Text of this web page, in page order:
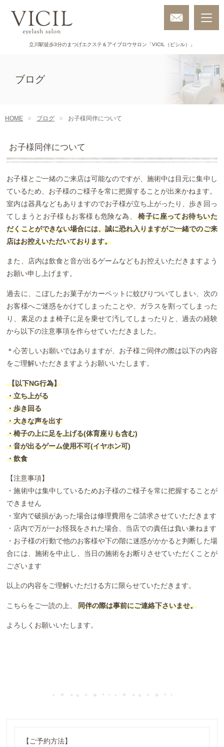
立川駅徒歩3分のまつげエクステ＆アイブロウサロン「VICIL（ビシル）」
ブログ
HOME ブログ お子様同伴について
お子様同伴について
お子様とご一緒のご来店は可能なのですが、施術中は目元に集中し
ているため、お子様のご様子を常に把握することが出来かねます。
室内は器具などもありますのでお子様が立ち上がったり、歩き回っ
てしまうとお子様もお客様も危険な為、椅子に座ってお待ちいた
だくことができない場合には、誠に恐れ入りますがご一緒でのご来
店はお控えいただいております。
また、店内は飲食と音が出るゲームなどもお控えいただきますよう
お願い申し上げます。
過去に、こぼしたお菓子がカーペットに蚊びりついてしまい、次の
お客様へご迷惑をかけてしまったことや、ガラスを割ってしまった
り、素足のまま椅子に足を乗せて汚してしまったりと、過去の経験
から以下の注意事項を作らせていただきました。
＊心苦しいお願いではありますが、お子様ご同伴の際は以下の内容
をご理解いただきますようお願いいたします。
【以下NG行為】
・立ち上がる
・歩き回る
・大きな声を出す
・椅子の上に足を上げる(体育座りも含む)
・音が出るゲーム使用不可(イヤホン可)
・飲食
【注意事項】
・施術中は集中しているためお子様のご様子を常に把握することが
できません
・室内で破損があった場合は修理費用をご請求させていただきます
・店内で万が一お怪我をされた場合、当店での責任は負い兼ねます
・お子様の行動で他のお客様や下の階に迷惑がかかると判断した場
合には、施術を中止し、当日の施術をお断りさせていただくことが
ございます
以上の内容をご理解いただける方に限らせていただきます。
こちらをご一読の上、同伴の際は事前にご連絡下さいませ。
よろしくお願いいたします。
【ご予約方法】